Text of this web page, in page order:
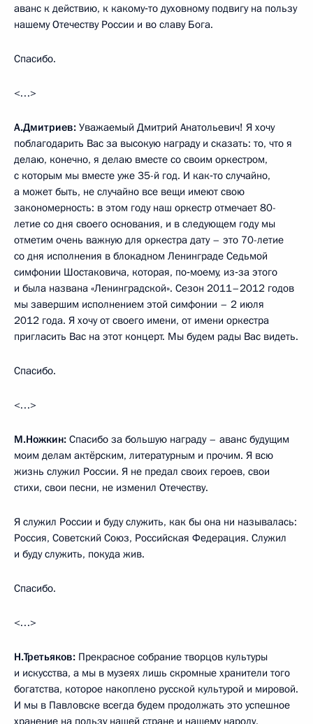
аванс к действию, к какому‑то духовному подвигу на пользу
нашему Отечеству России и во славу Бога.
Спасибо.
<…>
А.Дмитриев: Уважаемый Дмитрий Анатольевич! Я хочу
поблагодарить Вас за высокую награду и сказать: то, что я
делаю, конечно, я делаю вместе со своим оркестром,
с которым мы вместе уже 35-й год. И как‑то случайно,
а может быть, не случайно все вещи имеют свою
закономерность: в этом году наш оркестр отмечает 80-
летие со дня своего основания, и в следующем году мы
отметим очень важную для оркестра дату – это 70-летие
со дня исполнения в блокадном Ленинграде Седьмой
симфонии Шостаковича, которая, по‑моему, из‑за этого
и была названа «Ленинградской». Сезон 2011–2012 годов
мы завершим исполнением этой симфонии – 2 июля
2012 года. Я хочу от своего имени, от имени оркестра
пригласить Вас на этот концерт. Мы будем рады Вас видеть.
Спасибо.
<…>
М.Ножкин: Спасибо за большую награду – аванс будущим
моим делам актёрским, литературным и прочим. Я всю
жизнь служил России. Я не предал своих героев, свои
стихи, свои песни, не изменил Отечеству.
Я служил России и буду служить, как бы она ни называлась:
Россия, Советский Союз, Российская Федерация. Служил
и буду служить, покуда жив.
Спасибо.
<…>
Н.Третьяков: Прекрасное собрание творцов культуры
и искусства, а мы в музеях лишь скромные хранители того
богатства, которое накоплено русской культурой и мировой.
И мы в Павловске всегда будем продолжать это успешное
хранение на пользу нашей стране и нашему народу.